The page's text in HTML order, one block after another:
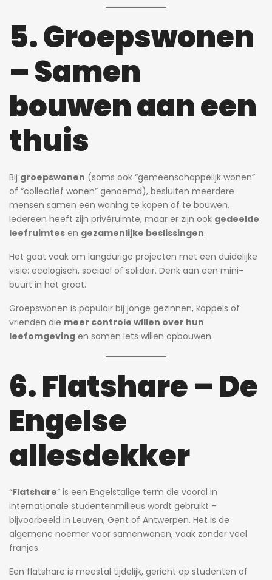
5. Groepswonen
– Samen
bouwen aan een
thuis
Bij groepswonen (soms ook “gemeenschappelijk wonen”
of “collectief wonen” genoemd), besluiten meerdere
mensen samen een woning te kopen of te bouwen.
Iedereen heeft zijn privéruimte, maar er zijn ook gedeelde
leefruimtes en gezamenlijke beslissingen.
Het gaat vaak om langdurige projecten met een duidelijke
visie: ecologisch, sociaal of solidair. Denk aan een mini-
buurt in het groot.
Groepswonen is populair bij jonge gezinnen, koppels of
vrienden die meer controle willen over hun
leefomgeving en samen iets willen opbouwen.
6. Flatshare – De
Engelse
allesdekker
“Flatshare” is een Engelstalige term die vooral in
internationale studentenmilieus wordt gebruikt –
bijvoorbeeld in Leuven, Gent of Antwerpen. Het is de
algemene noemer voor samenwonen, vaak zonder veel
franjes.
Een flatshare is meestal tijdelijk, gericht op studenten of